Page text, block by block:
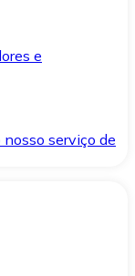
e
serviço de